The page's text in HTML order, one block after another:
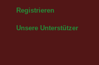
Registrieren
Unsere Unterstützer